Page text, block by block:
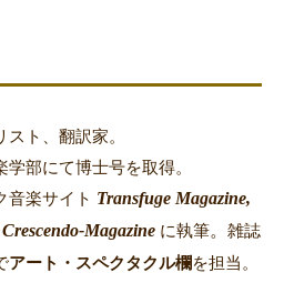
ト、翻訳家。
部にて博士号を取得。
音楽サイト Transfuge Magazine,
Crescendo-Magazine に執筆。 雑誌
アート・スペクタクル欄を担当。